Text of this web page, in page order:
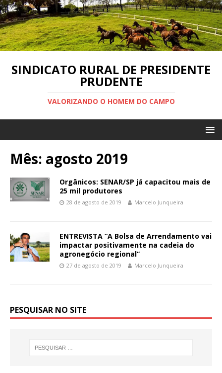
SINDICATO RURAL DE PRESIDENTE
PRUDENTE
VALORIZANDO O HOMEM DO CAMPO
Mês: agosto 2019
Orgânicos: SENAR/SP já capacitou mais de
25 mil produtores
28 de agosto de 2019 Marcelo Junqueira
ENTREVISTA “A Bolsa de Arrendamento vai
impactar positivamente na cadeia do
agronegócio regional”
27 de agosto de 2019 Marcelo Junqueira
PESQUISAR NO SITE